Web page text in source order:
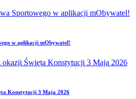
w aplikacji mObywatel!
Konstytucji 3 Maja 2026